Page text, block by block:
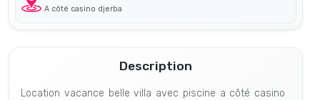
A côté casino djerba
Description
Location vacance belle villa avec piscine a côté casino